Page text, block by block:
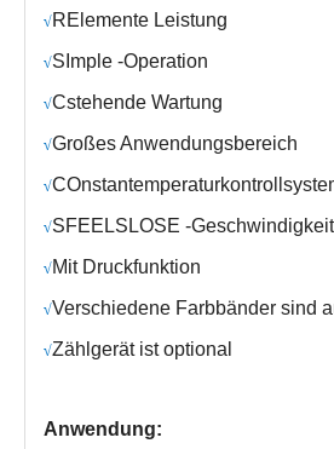
√RElemente Leistung
√S Imple -Operation
√Cstehende Wartung
√Großes Anwendungsbereich
√C
√SFEELSLOSE -
√Mit Druckfunktion
√Verschiedene Farbbänder sind
√Zählgerät ist optional
Anwendung: